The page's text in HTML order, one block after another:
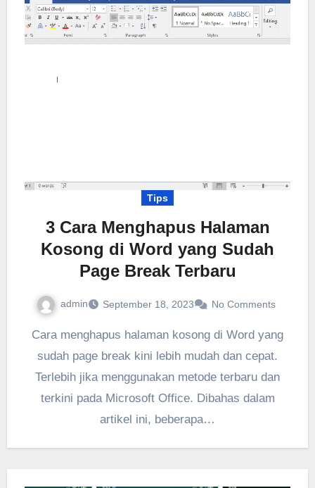
Tips
3 Cara Menghapus Halaman
Kosong di Word yang Sudah
Page Break Terbaru
admin September 18, 2023 No Comments
Cara menghapus halaman kosong di Word yang
sudah page break kini lebih mudah dan cepat.
Terlebih jika menggunakan metode terbaru dan
terkini pada Microsoft Office. Dibahas dalam
artikel ini, beberapa…